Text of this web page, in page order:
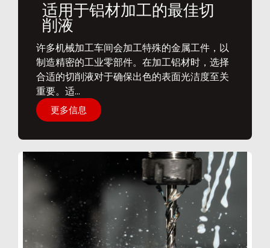
适用于铝材加工的最佳切
削液
​许多机械加工车间会加工特殊的金属工件，以
制造精密的工业零部件。在加工铝材时，选择
合适的切削液对于确保出色的表面光洁度至关
重要。适...
更多信息